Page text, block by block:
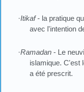
·Itikaf- la pratique
avec l'intention
·Ramadan - Le
islamique. C'est
a été prescrit.